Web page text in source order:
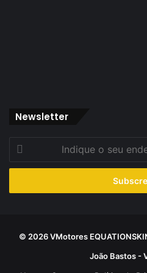
Newsletter
seu
de
© 2026 VMotores
João Bastos -